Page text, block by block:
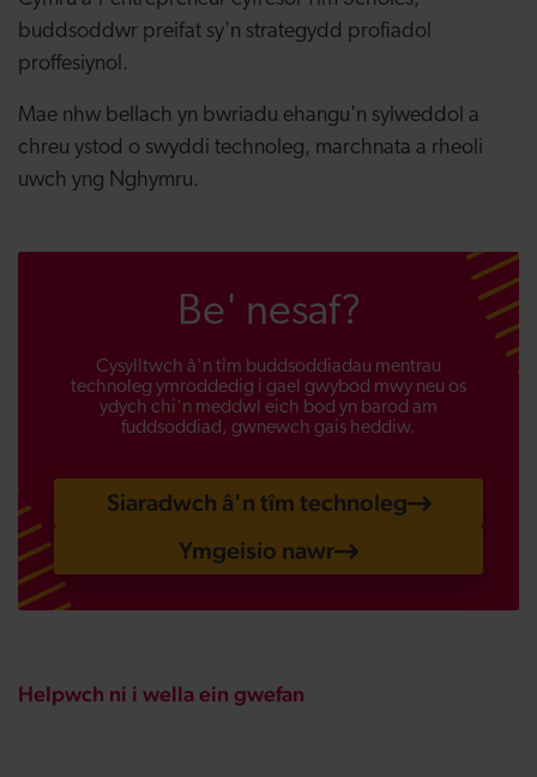
buddsoddwr preifat sy'n strategydd profiadol
proffesiynol.
Mae nhw bellach yn bwriadu ehangu'n sylweddol a
chreu ystod o swyddi technoleg, marchnata a rheoli
uwch yng Nghymru.
Be' nesaf?
Cysylltwch â'n tîm buddsoddiadau mentrau
technoleg ymroddedig i gael gwybod mwy neu os
ydych chi'n meddwl eich bod yn barod am
fuddsoddiad, gwnewch gais heddiw.
Siaradwch â'n tîm technoleg
Ymgeisio nawr
Helpwch ni i wella ein gwefan